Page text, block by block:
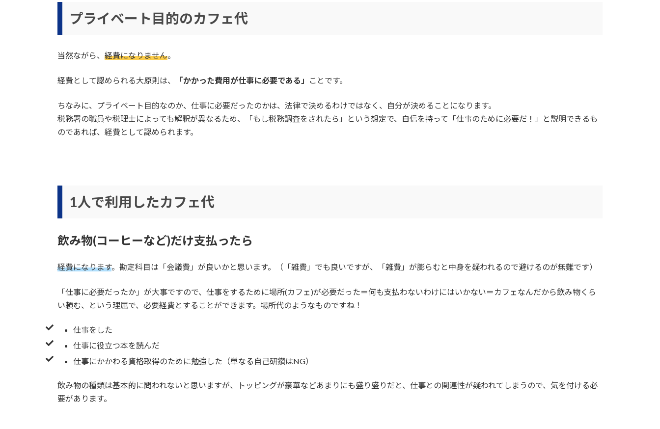
プライベート目的のカフェ代
当然ながら、 経費になりません。
経費として認められる大原則は、 「かかった費用が仕事に必要である」 ことです。
ちなみに、プライベート目的なのか、仕事に必要だったのかは、法律で決めるわけではなく、自分が決めることになります。
税務署の職員や税理士によっても解釈が異なるため、「もし税務調査をされたら」という想定で、自信を持って「仕事のために必要だ！」と説明できるも
のであれば、経費として認められます。
1人で利用したカフェ代
飲み物(コーヒーなど)だけ支払ったら
経費になります。勘定科目は「会議費」が良いかと思います。（「雑費」でも良いですが、「雑費」が膨らむと中身を疑われるので避けるのが無難です）
「仕事に必要だったか」が大事ですので、仕事をするために場所(カフェ)が必要だった＝何も支払わないわけにはいかない＝カフェなんだから飲み物くら
い頼む、という理屈で、必要経費とすることができます。場所代のようなものですね！
仕事をした
仕事に役立つ本を読んだ
仕事にかかわる資格取得のために勉強した（単なる自己研鑽はNG）
飲み物の種類は基本的に問われないと思いますが、トッピングが豪華などあまりにも盛り盛りだと、仕事との関連性が疑われてしまうので、気を付ける必
要があります。